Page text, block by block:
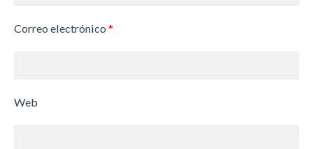
Correo electrónico *
Web